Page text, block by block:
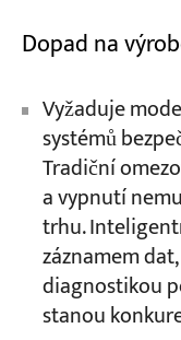
Dopad na
Vyžaduje
systémů
Tradiční
a vypnutí
trhu.
záznamem
diagnostikou
stanou